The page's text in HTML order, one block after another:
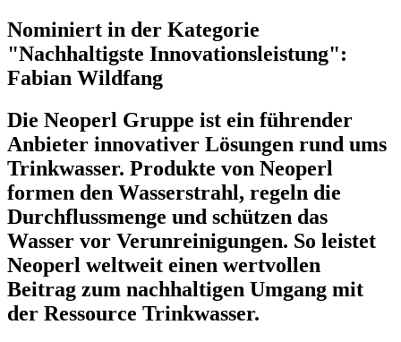
Nominiert in der Kategorie
"Nachhaltigste Innovationsleistung":
Fabian Wildfang
Die Neoperl Gruppe ist ein führender
Anbieter innovativer Lösungen rund ums
Trinkwasser. Produkte von Neoperl
formen den Wasserstrahl, regeln die
Durchflussmenge und schützen das
Wasser vor Verunreinigungen. So leistet
Neoperl weltweit einen wertvollen
Beitrag zum nachhaltigen Umgang mit
der Ressource Trinkwasser.